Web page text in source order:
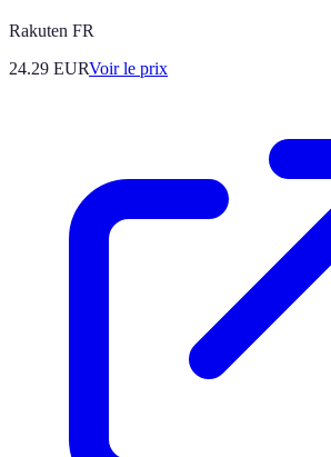
Rakuten FR
24.29 EURVoir le prix